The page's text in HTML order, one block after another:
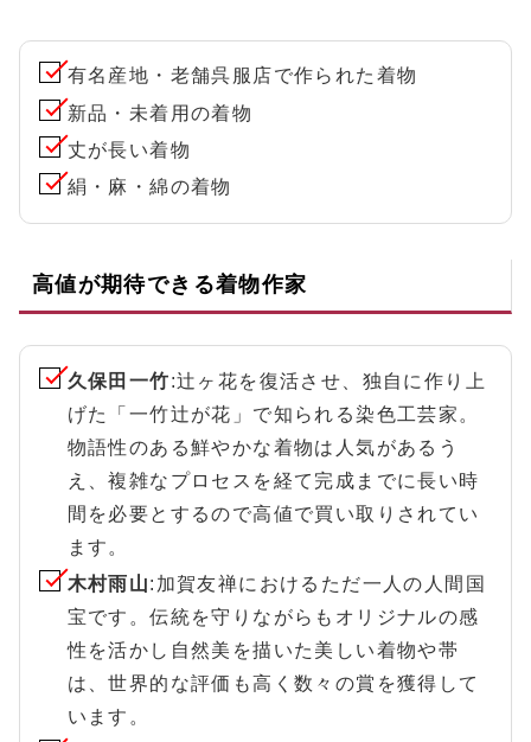
有名産地・老舗呉服店で作られた着物
新品・未着用の着物
丈が長い着物
絹・麻・綿の着物
高値が期待できる着物作家
久保田一竹:辻ヶ花を復活させ、独自に作り上
げた「一竹辻が花」で知られる染色工芸家。
物語性のある鮮やかな着物は人気があるう
え、複雑なプロセスを経て完成までに長い時
間を必要とするので高値で買い取りされてい
ます。
木村雨山:加賀友禅におけるただ一人の人間国
宝です。伝統を守りながらもオリジナルの感
性を活かし自然美を描いた美しい着物や帯
は、世界的な評価も高く数々の賞を獲得して
います。